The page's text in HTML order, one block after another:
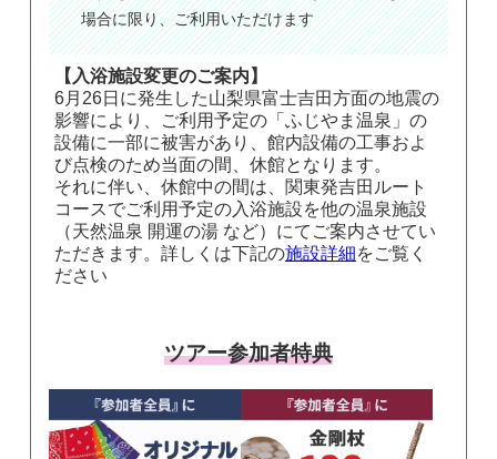
場合に限り、ご利用いただけます
【入浴施設変更のご案内】
6月26日に発生した山梨県富士吉田方面の地震の
影響により、ご利用予定の「ふじやま温泉」の
設備に一部に被害があり、館内設備の工事およ
び点検のため当面の間、休館となります。
それに伴い、休館中の間は、関東発吉田ルート
コースでご利用予定の入浴施設を他の温泉施設
（天然温泉 開運の湯 など）にてご案内させてい
ただきます。詳しくは下記の施設詳細をご覧く
ださい
ツアー参加者特典